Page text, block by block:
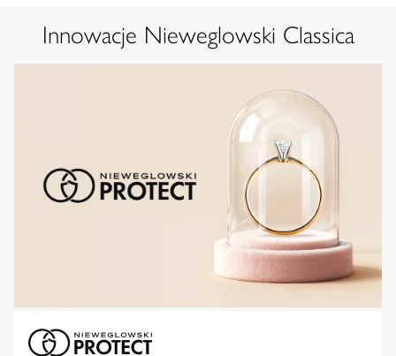
Innowacje Nieweglowski Classica